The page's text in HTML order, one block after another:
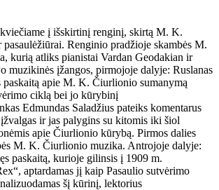
į išskirtinį renginį, skirtą M. K.
Renginio pradžioje skambės M.
kurią atliks pianistai Vardan Geodakian ir
muzikinės įžangos, pirmojoje dalyje: Ruslanas
paskaitą apie M. K. Čiurlionio sumanymą
ciklą bei jo kūrybinį
Edmundas Saladžius pateiks komentarus
ir jas palygins su kitomis iki šiol
apie Čiurlionio kūrybą. Pirmos dalies
M. K. Čiurlionio muzika. Antrojoje dalyje:
paskaitą, kurioje gilinsis į 1909 m.
aptardamas jį kaip Pasaulio sutvėrimo
šį kūrinį, lektorius